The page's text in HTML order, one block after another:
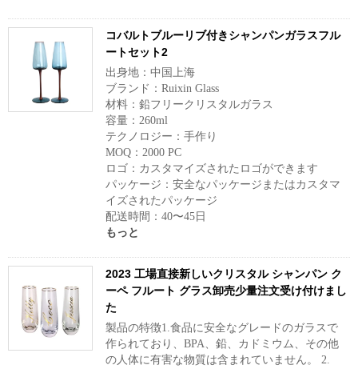
コバルトブルーリブ付きシャンパンガラスフル
ートセット2
出身地：中国上海
ブランド：Ruixin Glass
材料：鉛フリークリスタルガラス
容量：260ml
テクノロジー：手作り
MOQ：2000 PC
ロゴ：カスタマイズされたロゴができます
パッケージ：安全なパッケージまたはカスタマ
イズされたパッケージ
配送時間：40〜45日
もっと
2023 工場直接新しいクリスタル シャンパン ク
ーペ フルート グラス卸売少量注文受け付けまし
た
製品の特徴1.食品に安全なグレードのガラスで
作られており、BPA、鉛、カドミウム、その他
の人体に有害な物質は含まれていません。 2.